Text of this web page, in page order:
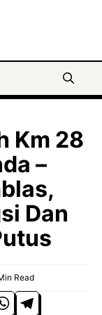
Km 28
–
Dan
Read
T